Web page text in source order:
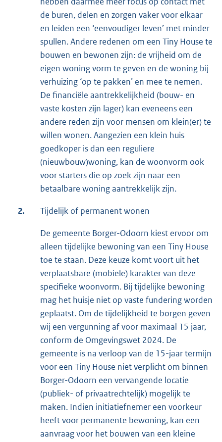
de buren, delen en zorgen vaker voor elkaar
en leiden een ‘eenvoudiger leven’ met minder
spullen. Andere redenen om een Tiny House te
bouwen en bewonen zijn: de vrijheid om de
eigen woning vorm te geven en de woning bij
verhuizing ‘op te pakken’ en mee te nemen.
De financiële aantrekkelijkheid (bouw- en
vaste kosten zijn lager) kan eveneens een
andere reden zijn voor mensen om klein(er) te
willen wonen. Aangezien een klein huis
goedkoper is dan een reguliere
(nieuwbouw)woning, kan de woonvorm ook
voor starters die op zoek zijn naar een
betaalbare woning aantrekkelijk zijn.
2. Tijdelijk of permanent wonen
De gemeente Borger-Odoorn kiest ervoor om
alleen tijdelijke bewoning van een Tiny House
toe te staan. Deze keuze komt voort uit het
verplaatsbare (mobiele) karakter van deze
specifieke woonvorm. Bij tijdelijke bewoning
mag het huisje niet op vaste fundering worden
geplaatst. Om de tijdelijkheid te borgen geven
wij een vergunning af voor maximaal 15 jaar,
conform de Omgevingswet 2024. De
gemeente is na verloop van de 15-jaar termijn
voor een Tiny House niet verplicht om binnen
Borger-Odoorn een vervangende locatie
(publiek- of privaatrechtelijk) mogelijk te
maken. Indien initiatiefnemer een voorkeur
heeft voor permanente bewoning, kan een
aanvraag voor het bouwen van een kleine